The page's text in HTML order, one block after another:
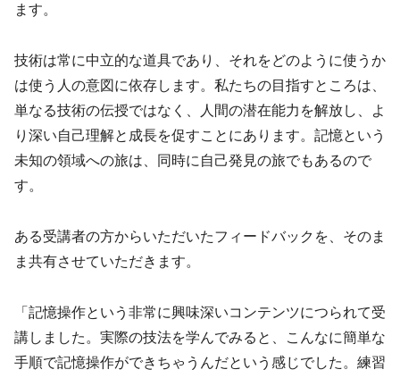
ます。
技術は常に中立的な道具であり、それをどのように使うか
は使う人の意図に依存します。私たちの目指すところは、
単なる技術の伝授ではなく、人間の潜在能力を解放し、よ
り深い自己理解と成長を促すことにあります。記憶という
未知の領域への旅は、同時に自己発見の旅でもあるので
す。
ある受講者の方からいただいたフィードバックを、そのま
ま共有させていただきます。
「記憶操作という非常に興味深いコンテンツにつられて受
講しました。実際の技法を学んでみると、こんなに簡単な
手順で記憶操作ができちゃうんだという感じでした。練習